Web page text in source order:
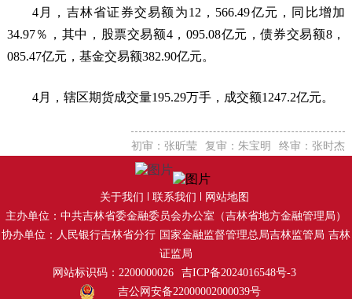
4月，吉林省证券交易额为12，566.49亿元，同比增加
34.97％，其中，股票交易额4，095.08亿元，债券交易额8，
085.47亿元，基金交易额382.90亿元。
4月，辖区期货成交量195.29万手，成交额1247.2亿元。
初审：张昕莹 复审：朱宝明 终审：张时杰
关于我们 联系我们
网站地图
主办单位：中共吉林省委金融委员会办公室（吉林省地方金融管理局）
协办单位：人民银行吉林省分行 国家金融监督管理总局吉林监管局 吉林
证监局
网站标识码：2200000026
吉ICP备2024016548号-3
吉公网安备22000002000039号